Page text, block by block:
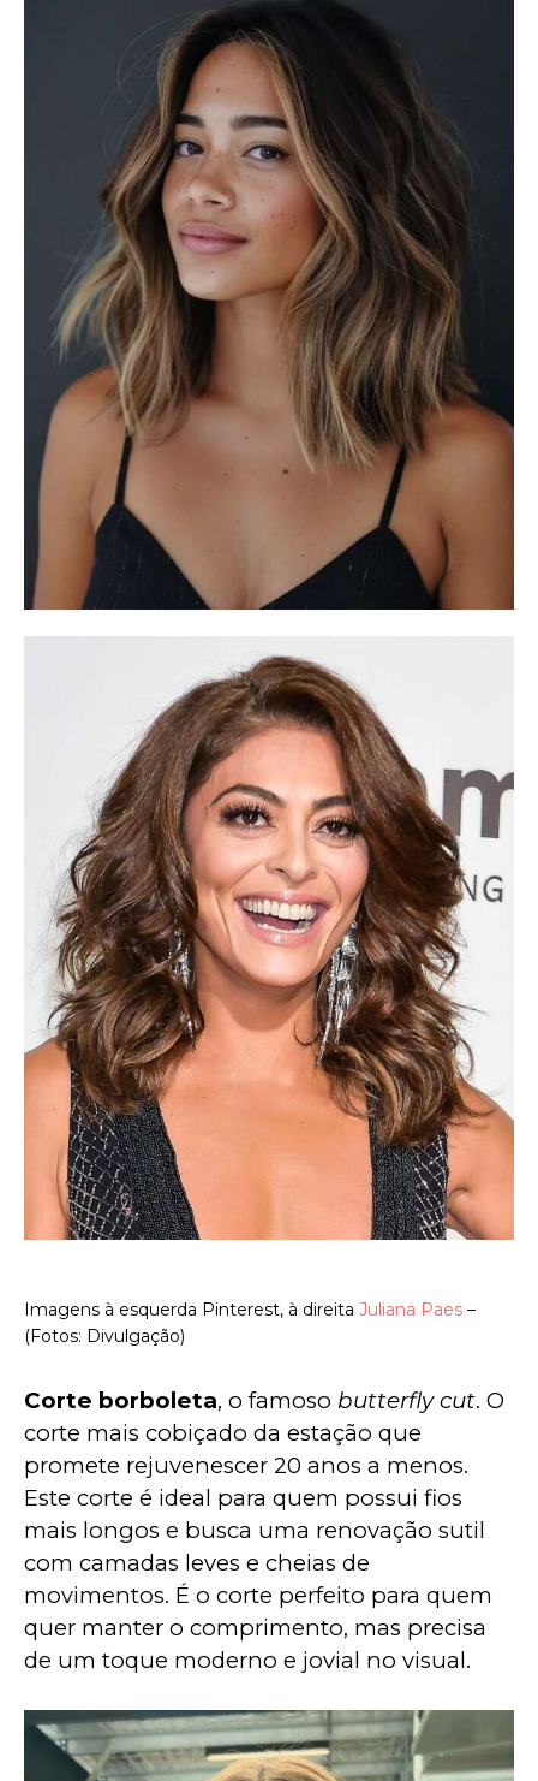
Imagens à esquerda Pinterest, à direita Juliana Paes –
(Fotos: Divulgação)
Corte borboleta, o famoso butterfly cut. O
corte mais cobiçado da estação que
promete rejuvenescer 20 anos a menos.
Este corte é ideal para quem possui fios
mais longos e busca uma renovação sutil
com camadas leves e cheias de
movimentos. É o corte perfeito para quem
quer manter o comprimento, mas precisa
de um toque moderno e jovial no visual.